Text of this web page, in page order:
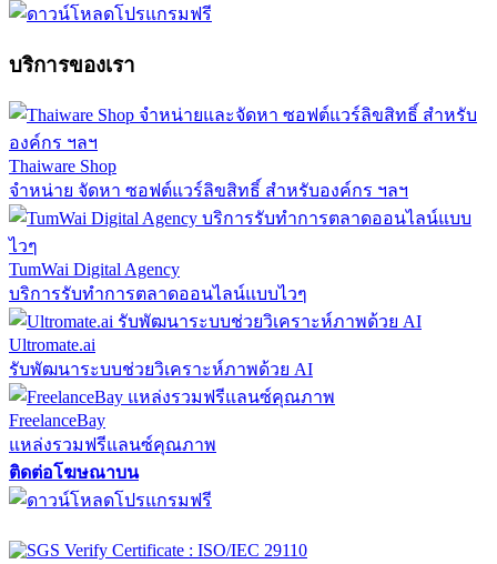
บริการของเรา
Thaiware Shop
จำหน่าย จัดหา ซอฟต์แวร์ลิขสิทธิ์ สำหรับองค์กร ฯลฯ
TumWai Digital Agency
บริการรับทำการตลาดออนไลน์แบบไวๆ
Ultromate.ai
รับพัฒนาระบบช่วยวิเคราะห์ภาพด้วย AI
FreelanceBay
แหล่งรวมฟรีแลนซ์คุณภาพ
ติดต่อโฆษณาบน